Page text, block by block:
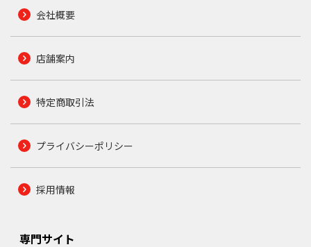
会社概要
店舗案内
特定商取引法
プライバシーポリシー
採用情報
専門サイト